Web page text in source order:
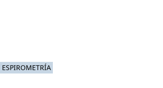
ESPIROMETRÍA